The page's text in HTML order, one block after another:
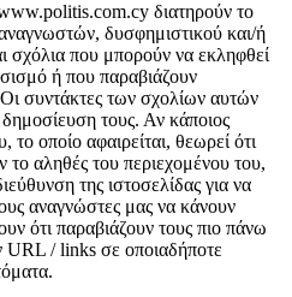
www.politis.com.cy διατηρούν το
δυσφημιστικού και/ή
σχόλια που μπορούν να εκληφθεί
ή που παραβιάζουν
συντάκτες των σχολίων αυτών
τους. Αν κάποιος
οποίο αφαιρείται, θεωρεί ότι
το αληθές του περιεχομένου του,
της ιστοσελίδας για να
αναγνώστες μας να κάνουν
ότι παραβιάζουν τους πιο πάνω
URL / links σε οποιαδήποτε